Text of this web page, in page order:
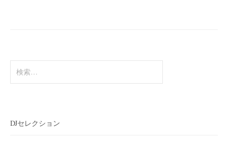
索:
DJセレクション